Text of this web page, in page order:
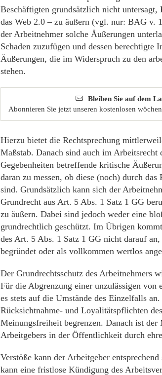
Beschäftigten grundsätzlich nicht
das Web 2.0 – zu äußern (vgl. nur: BAG v.
der Arbeitnehmer solche Äußerungen
Schaden zuzufügen und dessen
Äußerungen, die im Widerspruch zu den
stehen.
Bleiben Sie auf dem
Abonnieren Sie jetzt unseren kostenlosen
Hierzu bietet die Rechtsprechung
Maßstab. Danach sind auch im Arbeitsrecht
Gegebenheiten betreffende kritische
daran zu messen, ob diese (noch) durch
sind. Grundsätzlich kann sich der
Grundrecht aus Art. 5 Abs. 1 Satz 1 GG
zu äußern. Dabei sind jedoch weder eine
grundrechtlich geschützt. Im Übrigen
des Art. 5 Abs. 1 Satz 1 GG nicht darauf
begründet oder als vollkommen wertlos
Der Grundrechtsschutz des Arbeitnehmers
Für die Abgrenzung einer unzulässigen
es stets auf die Umstände des Einzelfalls
Rücksichtnahme- und Loyalitätspflichten
Meinungsfreiheit begrenzen. Danach ist
Arbeitgebers in der Öffentlichkeit durch
Verstöße kann der Arbeitgeber
kann eine fristlose Kündigung des